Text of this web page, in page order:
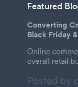
Featured
Converting
Black Friday
Online
overall retail
Posted by